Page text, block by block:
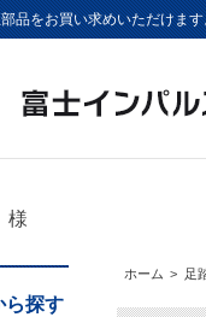
品をお買い求めいただけま
様
ホーム > 足
ら探す